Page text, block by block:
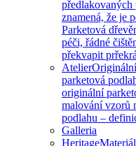
předlakovaných
znamená, že je
Parketová
péči, řádné
překvapit
Atelier
parketová
originální
malování vzorů
podlahu –
Galleria
Heritage